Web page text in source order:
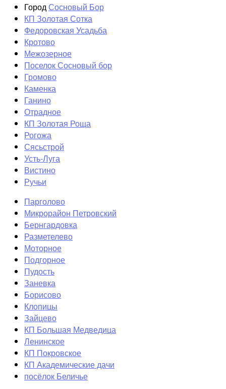
ГородСосновый Бор
КП Золотая Сотка
Федоровская Усадьба
Кротово
Межозерное
Поселок Сосновый бор
Громово
Каменка
Ганино
Отрадное
КП Золотая Роща
Рогожа
Сясьстрой
Усть-Луга
Вистино
Ручьи
Парголово
Микрорайон Петровский
Бернгардовка
Разметелево
Моторное
Подгорное
Пудость
Заневка
Борисово
Клопицы
Зайцево
КП Большая Медведица
Ленинское
КП Покровское
КП Академические дачи
посёлок Беличье